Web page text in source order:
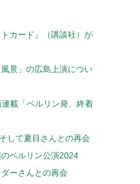
トカード』（講談社）が
景」の広島上演につい
載「ベルリン発、終着
して夏目さんとの再会
ベルリン公演2024
ーさんとの再会